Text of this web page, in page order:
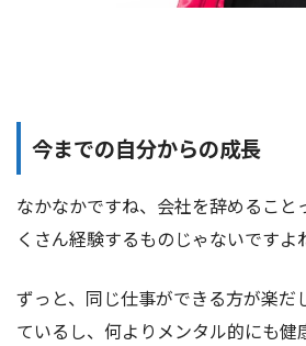
今までの自分からの成長
なかなかですね、会社を辞めること
くさん経験するものじゃないですよ
ずっと、同じ仕事ができる方が楽だ
ているし、何よりメンタル的にも健